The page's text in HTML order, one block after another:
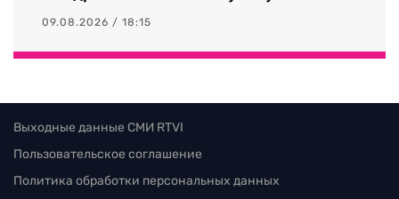
09.08.2026 / 18:15
Выходные данные СМИ RTVI
Пользовательское соглашение
Политика обработки персональных данных